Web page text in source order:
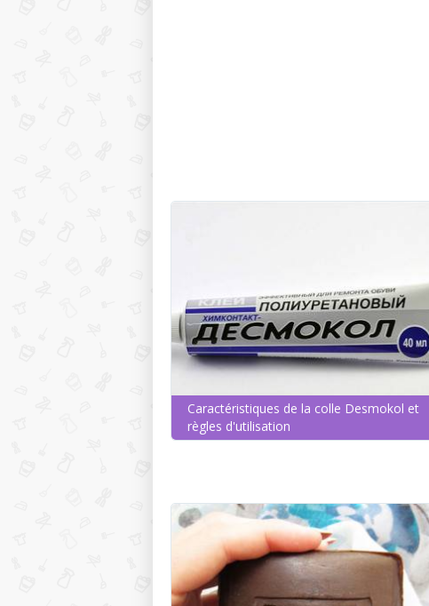
Caractéristiques de la colle Desmokol et
règles d'utilisation